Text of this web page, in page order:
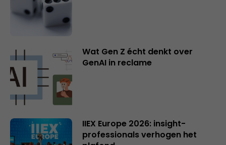
Wat Gen Z écht denkt over
GenAI in reclame
IIEX Europe 2026: insight-
professionals verhogen het